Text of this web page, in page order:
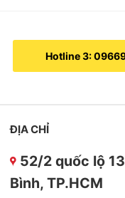
Hotline 3:
ĐỊA CHỈ
52/2 quốc lộ
Bình, TP.HCM